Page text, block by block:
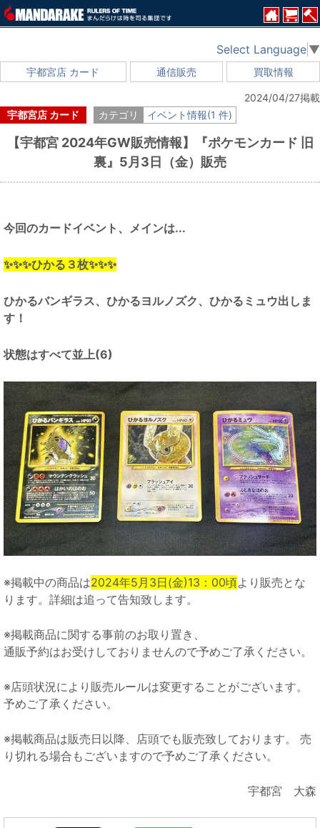
宇都宮店 カード 通信販売 買取情報
Select Language ▼
宇都宮店 カード カテゴリ イベント情報(1 件)
2024/04/27掲載
【宇都宮 2024年GW販売情報】『ポケモンカード 旧
裏』5月3日（金）販売
今回のカードイベント、メインは...
✨✨✨ひかる３枚✨✨✨
ひかるバンギラス、ひかるヨルノズク、ひかるミュウ出しま
す！
状態はすべて並上(6)
※掲載中の商品は2024年5月3日(金)13：00頃より販売とな
ります。詳細は追って告知致します。
※掲載商品に関する事前のお取り置き、
通販予約はお受けしておりませんので予めご了承ください。
※店頭状況により販売ルールは変更することがございます。
予めご了承ください。
※掲載商品は販売日以降、店頭でも販売致しております。 売
り切れる場合もございますので予めご了承ください。
宇都宮 大森